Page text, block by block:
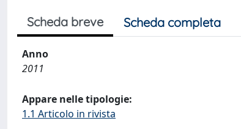
Scheda breve Scheda completa
Anno
2011
Appare nelle tipologie:
1.1 Articolo in rivista